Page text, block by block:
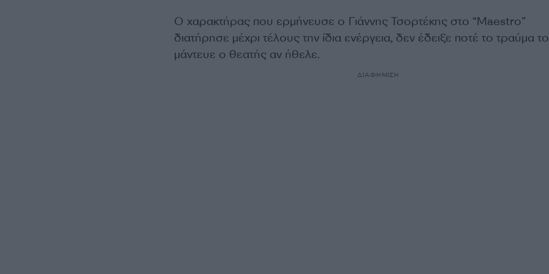
Ο χαρακτήρας που ερμήνευσε ο Γιάννης Τσορτέκης στο “Maestrο”
διατήρησε μέχρι τέλους την ίδια ενέργεια, δεν έδειξε ποτέ το τραύμα
μάντευε ο θεατής αν ήθελε.
ΔΙΑΦΗΜΙΣΗ